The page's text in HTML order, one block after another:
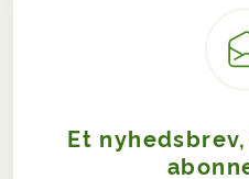
Et